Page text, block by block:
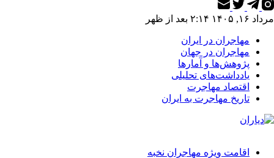
مرداد ۱۶, ۱۴۰۵ ۲:۱۴ بعد از ظهر
مهاجران در ایران
مهاجران در جهان
پژوهش‌ها و آمارها
یادداشت‌های تحلیلی
اقتصاد مهاجرت
تاریخ مهاجرت به ایران
اقامت ویژه مهاجران نخبه